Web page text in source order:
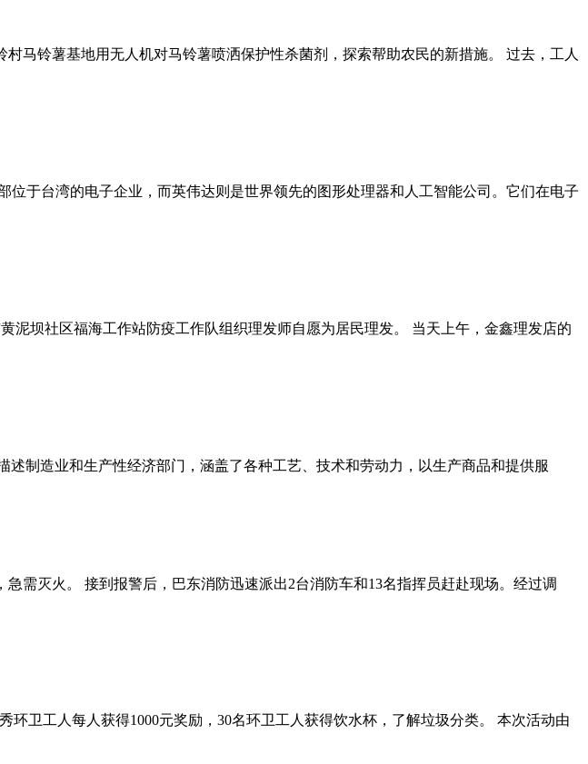
马铃薯基地用无人机对马铃薯喷洒保护性杀菌剂，探索帮助农民的新措施。 过去，工人
位于台湾的电子企业，而英伟达则是世界领先的图形处理器和人工智能公司。它们在电子
坝社区福海工作站防疫工作队组织理发师自愿为居民理发。 当天上午，金鑫理发店的
述制造业和生产性经济部门，涵盖了各种工艺、技术和劳动力，以生产商品和提供服
需灭火。 接到报警后，巴东消防迅速派出2台消防车和13名指挥员赶赴现场。经过调
卫工人每人获得1000元奖励，30名环卫工人获得饮水杯，了解垃圾分类。 本次活动由